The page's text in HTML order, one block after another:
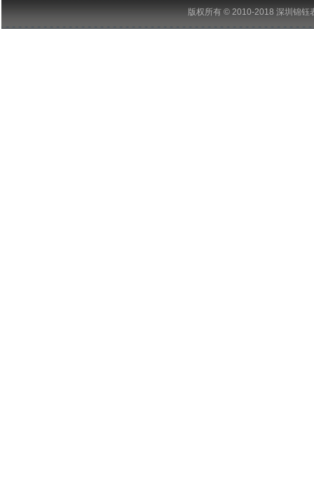
版权所有 © 2010-2018 深圳锦